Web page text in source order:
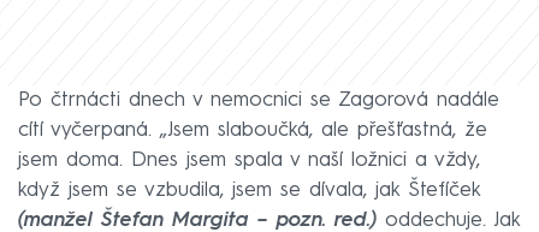
Po čtrnácti dnech v nemocnici se Zagorová nadále
cítí vyčerpaná. „Jsem slaboučká, ale přešťastná, že
jsem doma. Dnes jsem spala v naší ložnici a vždy,
když jsem se vzbudila, jsem se dívala, jak Štefíček
(manžel Štefan Margita – pozn. red.) oddechuje. Jak